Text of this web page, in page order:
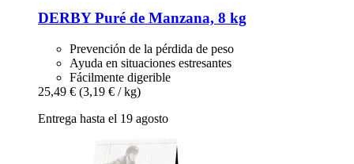
DERBYPuré de Manzana, 8 kg
Prevención de la pérdida de peso
Ayuda en situaciones estresantes
Fácilmente digerible
25,49 € (3,19 € / kg)
Entrega hasta el 19 agosto